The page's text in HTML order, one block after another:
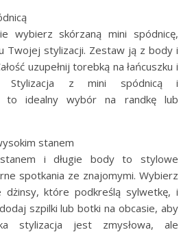
wybierz skórzaną mini spódnicę,
Twojej stylizacji. Zestaw ją z body i
uzupełnij torebką na łańcuszku i
Stylizacja z mini spódnicą i
to idealny wybór na randkę lub
stanem
i długie body to stylowe
spotkania ze znajomymi. Wybierz
dżinsy, które podkreślą sylwetkę, i
szpilki lub botki na obcasie, aby
stylizacja jest zmysłowa, ale